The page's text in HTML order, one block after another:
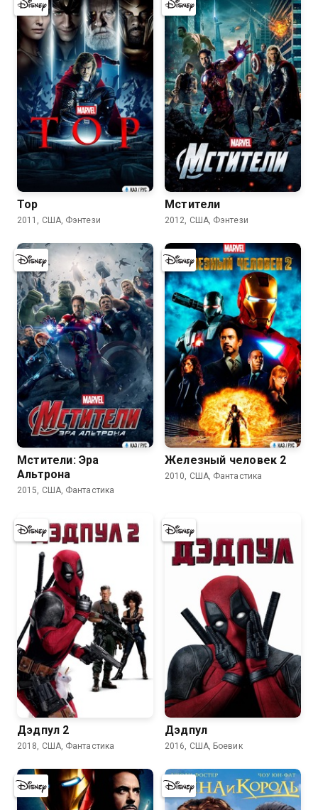
7.1
Тор
2011, США, Фэнтези
7.9
Мстители
2012, США, Фэнтези
7.3
Мстители: Эра
Альтрона
2015, США, Фантастика
7.5
Железный человек 2
2010, США, Фантастика
7.4
Дэдпул 2
2018, США, Фантастика
7.6
Дэдпул
2016, США, Боевик